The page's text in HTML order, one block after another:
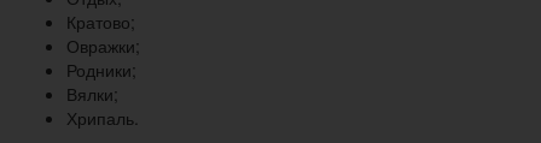
Кратово;
Овражки;
Родники;
Вялки;
Хрипаль.